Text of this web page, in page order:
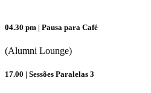
04.30 pm | Pausa para Café
(Alumni Lounge)
17.00 | Sessões Paralelas 3